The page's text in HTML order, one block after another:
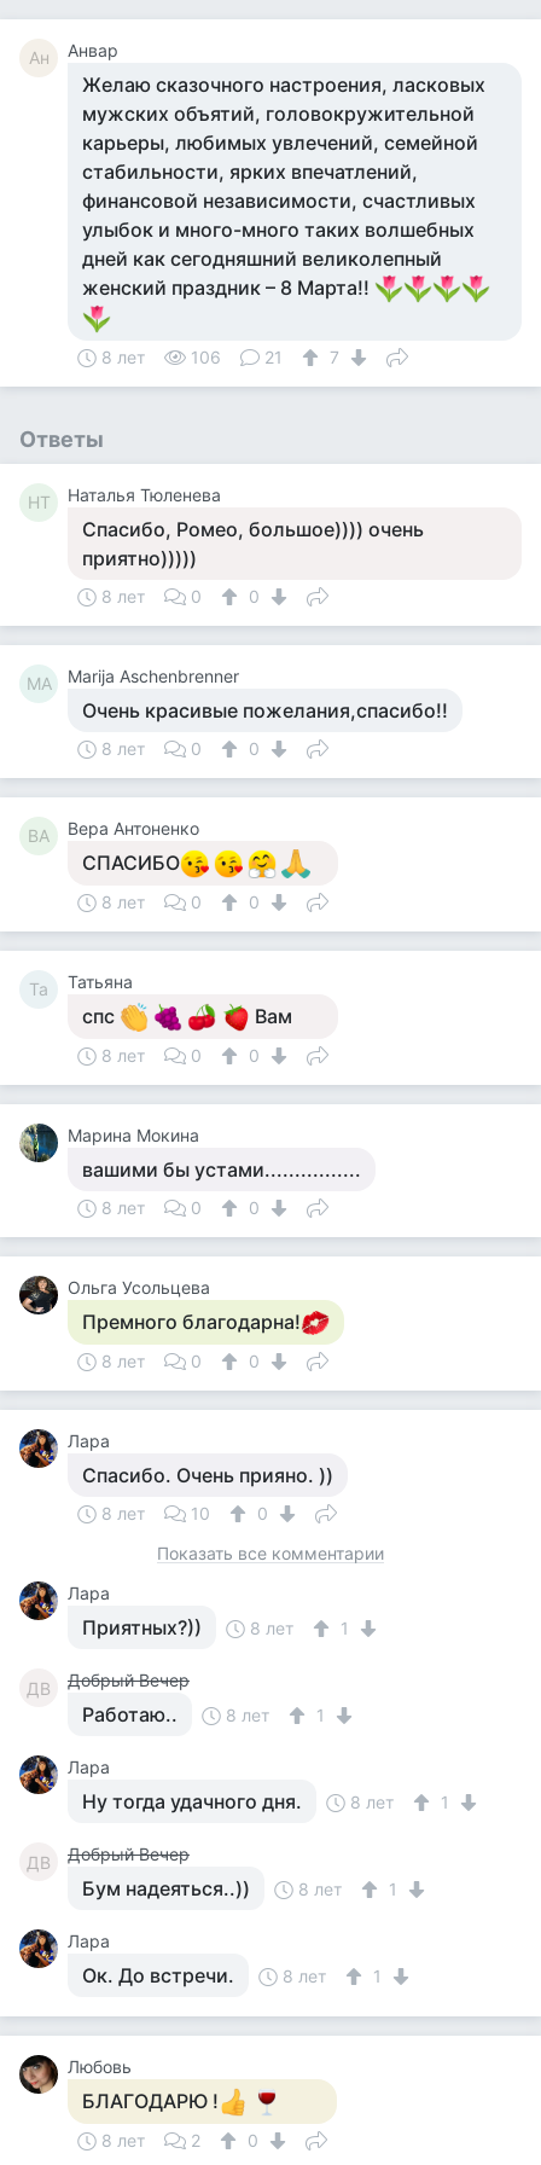
Ан Анвар
Желаю сказочного настроения, ласковых
мужских объятий, головокружительной
карьеры, любимых увлечений, семейной
стабильности, ярких впечатлений,
финансовой независимости, счастливых
улыбок и много-много таких волшебных
дней как сегодняшний великолепный
женский праздник – 8 Марта!!
8 лет 106 21 7
Ответы
НТ Наталья Тюленева
Спасибо, Ромео, большое)))) очень
приятно)))))
8 лет 0 0
MA Marija Aschenbrenner
Очень красивые пожелания,спасибо!!
8 лет 0 0
ВА Вера Антоненко
СПАСИБО
8 лет 0 0
Та Татьяна
спс Вам
8 лет 0 0
Марина Мокина
вашими бы устами................
8 лет 0 0
Ольга Усольцева
Премного благодарна!
8 лет 0 0
Лара
Спасибо. Очень прияно. ))
8 лет 10
0
Показать все комментарии
Лара
Приятных?)) 8 лет 1
ДВ Добрый Вечер
Работаю.. 8 лет 1
Лара
Ну тогда удачного дня. 8 лет 1
ДВ Добрый Вечер
Бум надеяться..)) 8 лет 1
Лара
Ок. До встречи. 8 лет 1
Любовь
БЛАГОДАРЮ !
8 лет 2 0